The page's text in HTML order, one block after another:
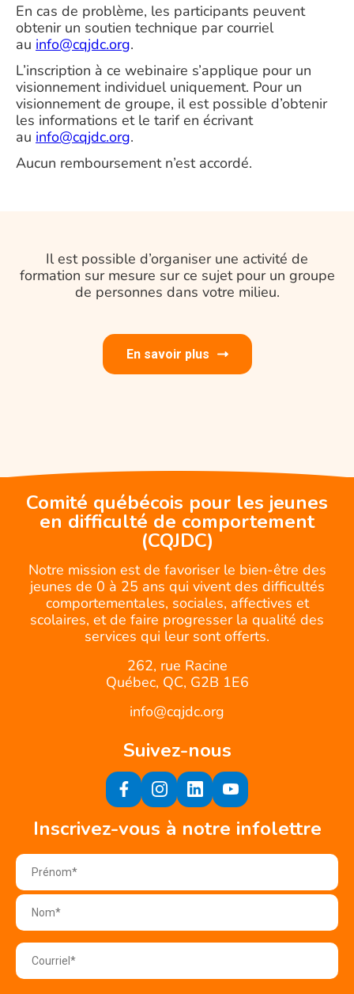
En cas de problème, les participants peuvent
obtenir un soutien technique par courriel
au info@cqjdc.org.
L’inscription à ce webinaire s’applique pour un
visionnement individuel uniquement. Pour un
visionnement de groupe, il est possible d’obtenir
les informations et le tarif en écrivant
au info@cqjdc.org.
Aucun remboursement n’est accordé.
Il est possible d’organiser une activité de
formation sur mesure sur ce sujet pour un groupe
de personnes dans votre milieu.
En savoir plus
Comité québécois pour les jeunes
en difficulté de comportement
(CQJDC)
Notre mission est de favoriser le bien-être des
jeunes de 0 à 25 ans qui vivent des difficultés
comportementales, sociales, affectives et
scolaires, et de faire progresser la qualité des
services qui leur sont offerts.
262, rue Racine
Québec, QC, G2B 1E6
info@cqjdc.org
Suivez-nous
Inscrivez-vous à notre infolettre